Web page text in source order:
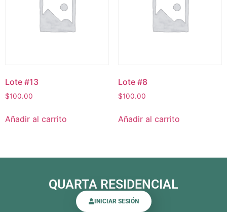
Lote #13
$100.00
Añadir al carrito
Lote #8
$100.00
Añadir al carrito
QUARTA RESIDENCIAL
INICIAR SESIÓN